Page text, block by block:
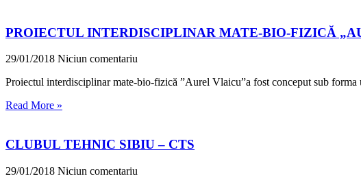
PROIECTUL INTERDISCIPLINAR MATE-BIO-FIZICĂ
29/01/2018 Niciun comentariu
Proiectul interdisciplinar mate-bio-fizică ”Aurel Vlaicu”a fost conceput sub
Read More »
CLUBUL TEHNIC SIBIU – CTS
29/01/2018 Niciun comentariu